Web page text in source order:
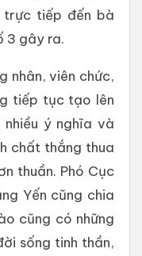
trực tiếp đến bà
3 gây ra.
nhân, viên chức,
tiếp tục tạo lên
ý nghĩa và
chất thắng thua
thuần. Phó Cục
Yến cũng chia
cũng có những
sống tinh thần,